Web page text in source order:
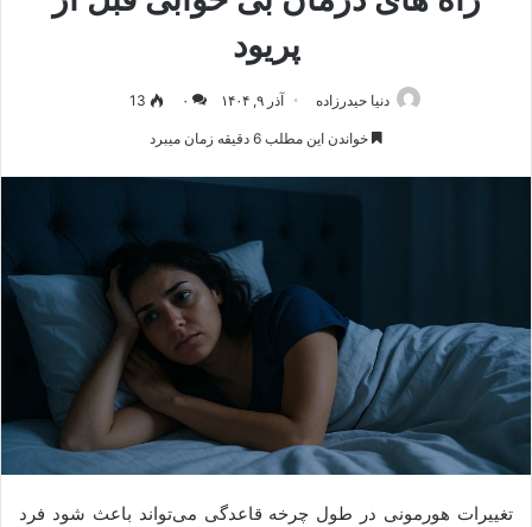
پریود
دنیا حیدرزاده آذر ۹, ۱۴۰۴ ۰ 13
خواندن این مطلب 6 دقیقه زمان میبرد
تغییرات هورمونی در طول چرخه قاعدگی می‌تواند باعث شود فرد